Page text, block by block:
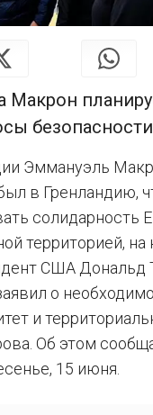
Макрон
Эммануэль
в Гренландию,
солидарность
территорией, на
США Дональд
о
и
Об этом
15 июня.